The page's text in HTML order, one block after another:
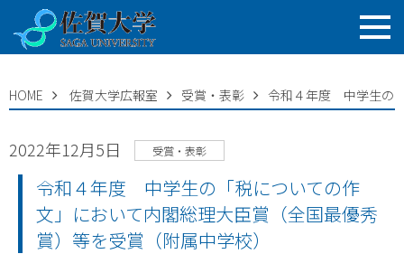
HOME 佐賀大学広報室 受賞・表彰 令和４年度 中学生の
2022年12月5日 受賞・表彰
令和４年度 中学生の「税についての作
文」において内閣総理大臣賞（全国最優秀
賞）等を受賞（附属中学校）